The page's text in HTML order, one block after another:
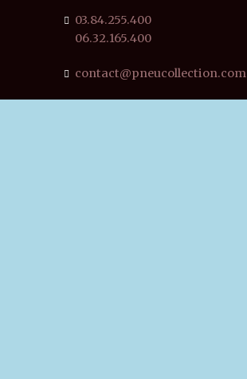
03.84.255.400
06.32.165.400
contact@pneucollection.com